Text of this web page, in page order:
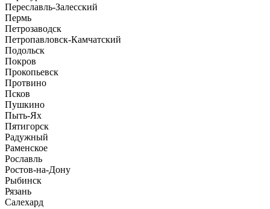
Переславль-Залесский
Пермь
Петрозаводск
Петропавловск-Камчатский
Подольск
Покров
Прокопьевск
Протвино
Псков
Пушкино
Пыть-Ях
Пятигорск
Радужный
Раменское
Рославль
Ростов-на-Дону
Рыбинск
Рязань
Салехард